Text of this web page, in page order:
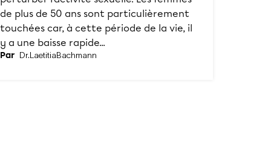
de plus de 50 ans sont particulièrement
touchées car, à cette période de la vie, il
y a une baisse rapide...
Par Dr.LaetitiaBachmann